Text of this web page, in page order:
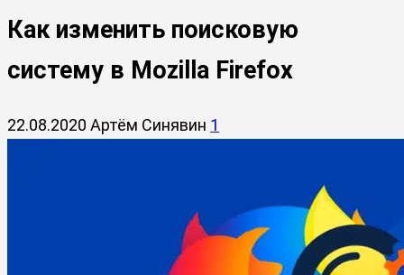
Как изменить поисковую
систему в Mozilla Firefox
22.08.2020 Артём Синявин 1